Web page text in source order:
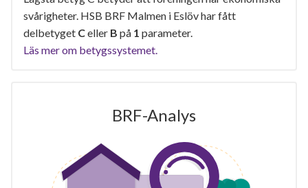
svårigheter. HSB BRF Malmen i Eslöv har fått
delbetyget Celler B på 1 parameter.
Läs mer om betygssystemet.
BRF-Analys